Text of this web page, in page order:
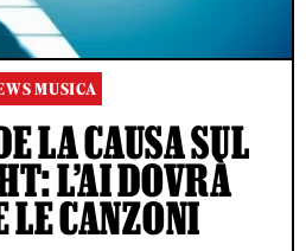
MUSICA
LA CAUSA SUL
L’AI DOVRÀ
LE CANZONI